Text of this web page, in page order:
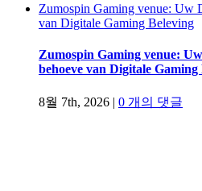
Zumospin Gaming venue: Uw
van Digitale Gaming Beleving
Zumospin Gaming venue:
behoeve van Digitale Gaming
8월 7th, 2026 | 0 개의 댓글